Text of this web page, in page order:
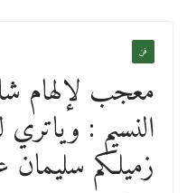
فن
معجب لإلهام
النسيم :
زميلكم سليمان